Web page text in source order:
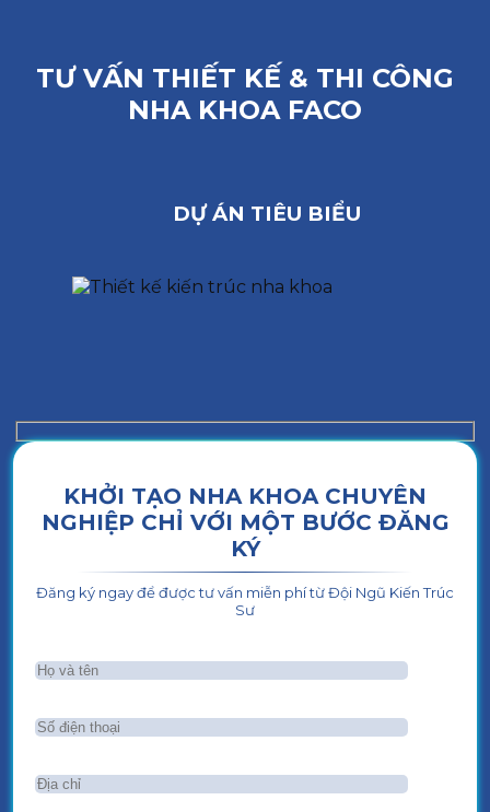
TƯ VẤN THIẾT KẾ & THI CÔNG
NHA KHOA FACO
DỰ ÁN TIÊU BIỂU
KHỞI TẠO NHA KHOA CHUYÊN
NGHIỆP CHỈ VỚI MỘT BƯỚC ĐĂNG
KÝ
Đăng ký ngay để được tư vấn miễn phí từ Đội Ngũ Kiến Trúc
Sư